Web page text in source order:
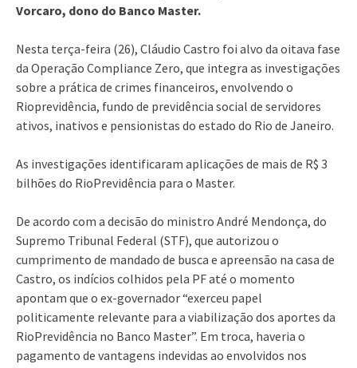
Vorcaro, dono do Banco Master.
Nesta terça-feira (26), Cláudio Castro foi alvo da oitava fase
da Operação Compliance Zero, que integra as investigações
sobre a prática de crimes financeiros, envolvendo o
Rioprevidência, fundo de previdência social de servidores
ativos, inativos e pensionistas do estado do Rio de Janeiro.
As investigações identificaram aplicações de mais de R$ 3
bilhões do RioPrevidência para o Master.
De acordo com a decisão do ministro André Mendonça, do
Supremo Tribunal Federal (STF), que autorizou o
cumprimento de mandado de busca e apreensão na casa de
Castro, os indícios colhidos pela PF até o momento
apontam que o ex-governador “exerceu papel
politicamente relevante para a viabilização dos aportes da
RioPrevidência no Banco Master”. Em troca, haveria o
pagamento de vantagens indevidas ao envolvidos nos